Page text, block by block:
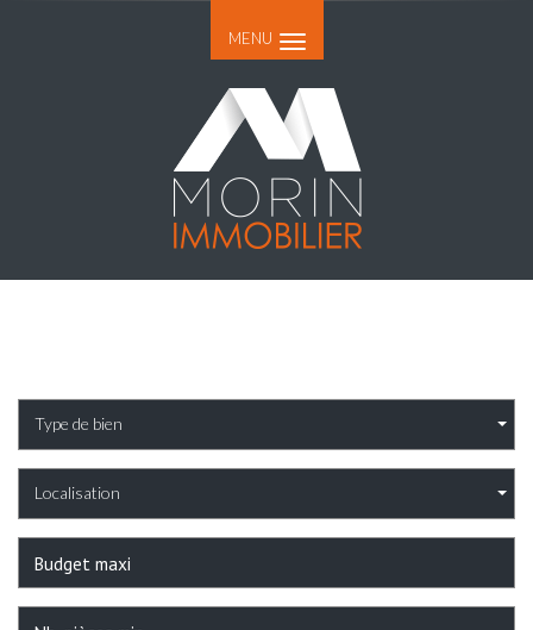
MENU
Type de bien
Localisation